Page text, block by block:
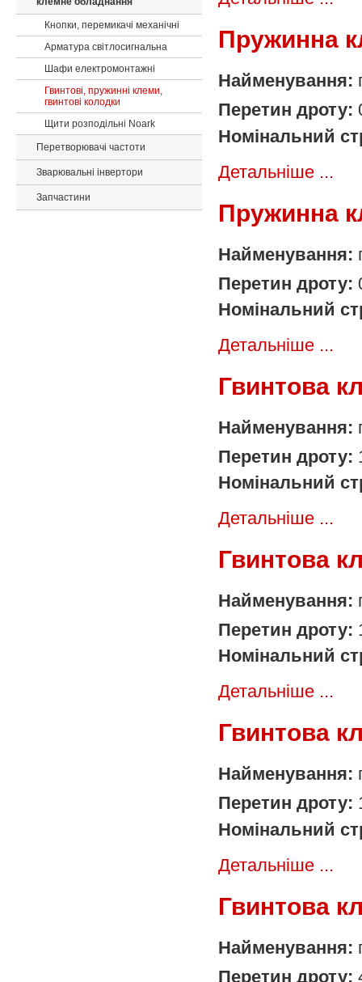
Пружинна
Найменування:
Перетин дроту:
Номінальний
Детальніше ...
Пружинна
Найменування:
Перетин дроту:
Номінальний
Детальніше ...
Гвинтова
Найменування:
Перетин дроту:
Номінальний
Детальніше ...
Гвинтова
Найменування:
Перетин дроту:
Номінальний
Детальніше ...
Гвинтова
Найменування:
Перетин дроту:
Номінальний
Детальніше ...
Гвинтова
Найменування:
Перетин дроту:
Кнопки, перемикачі механічні
Арматура світлосигнальна
Шафи електромонтажні
Гвинтові, пружинні клеми,
гвинтові колодки
Щити розподільні Noark
Перетворювачі частоти
Зварювальні інвертори
Запчастини